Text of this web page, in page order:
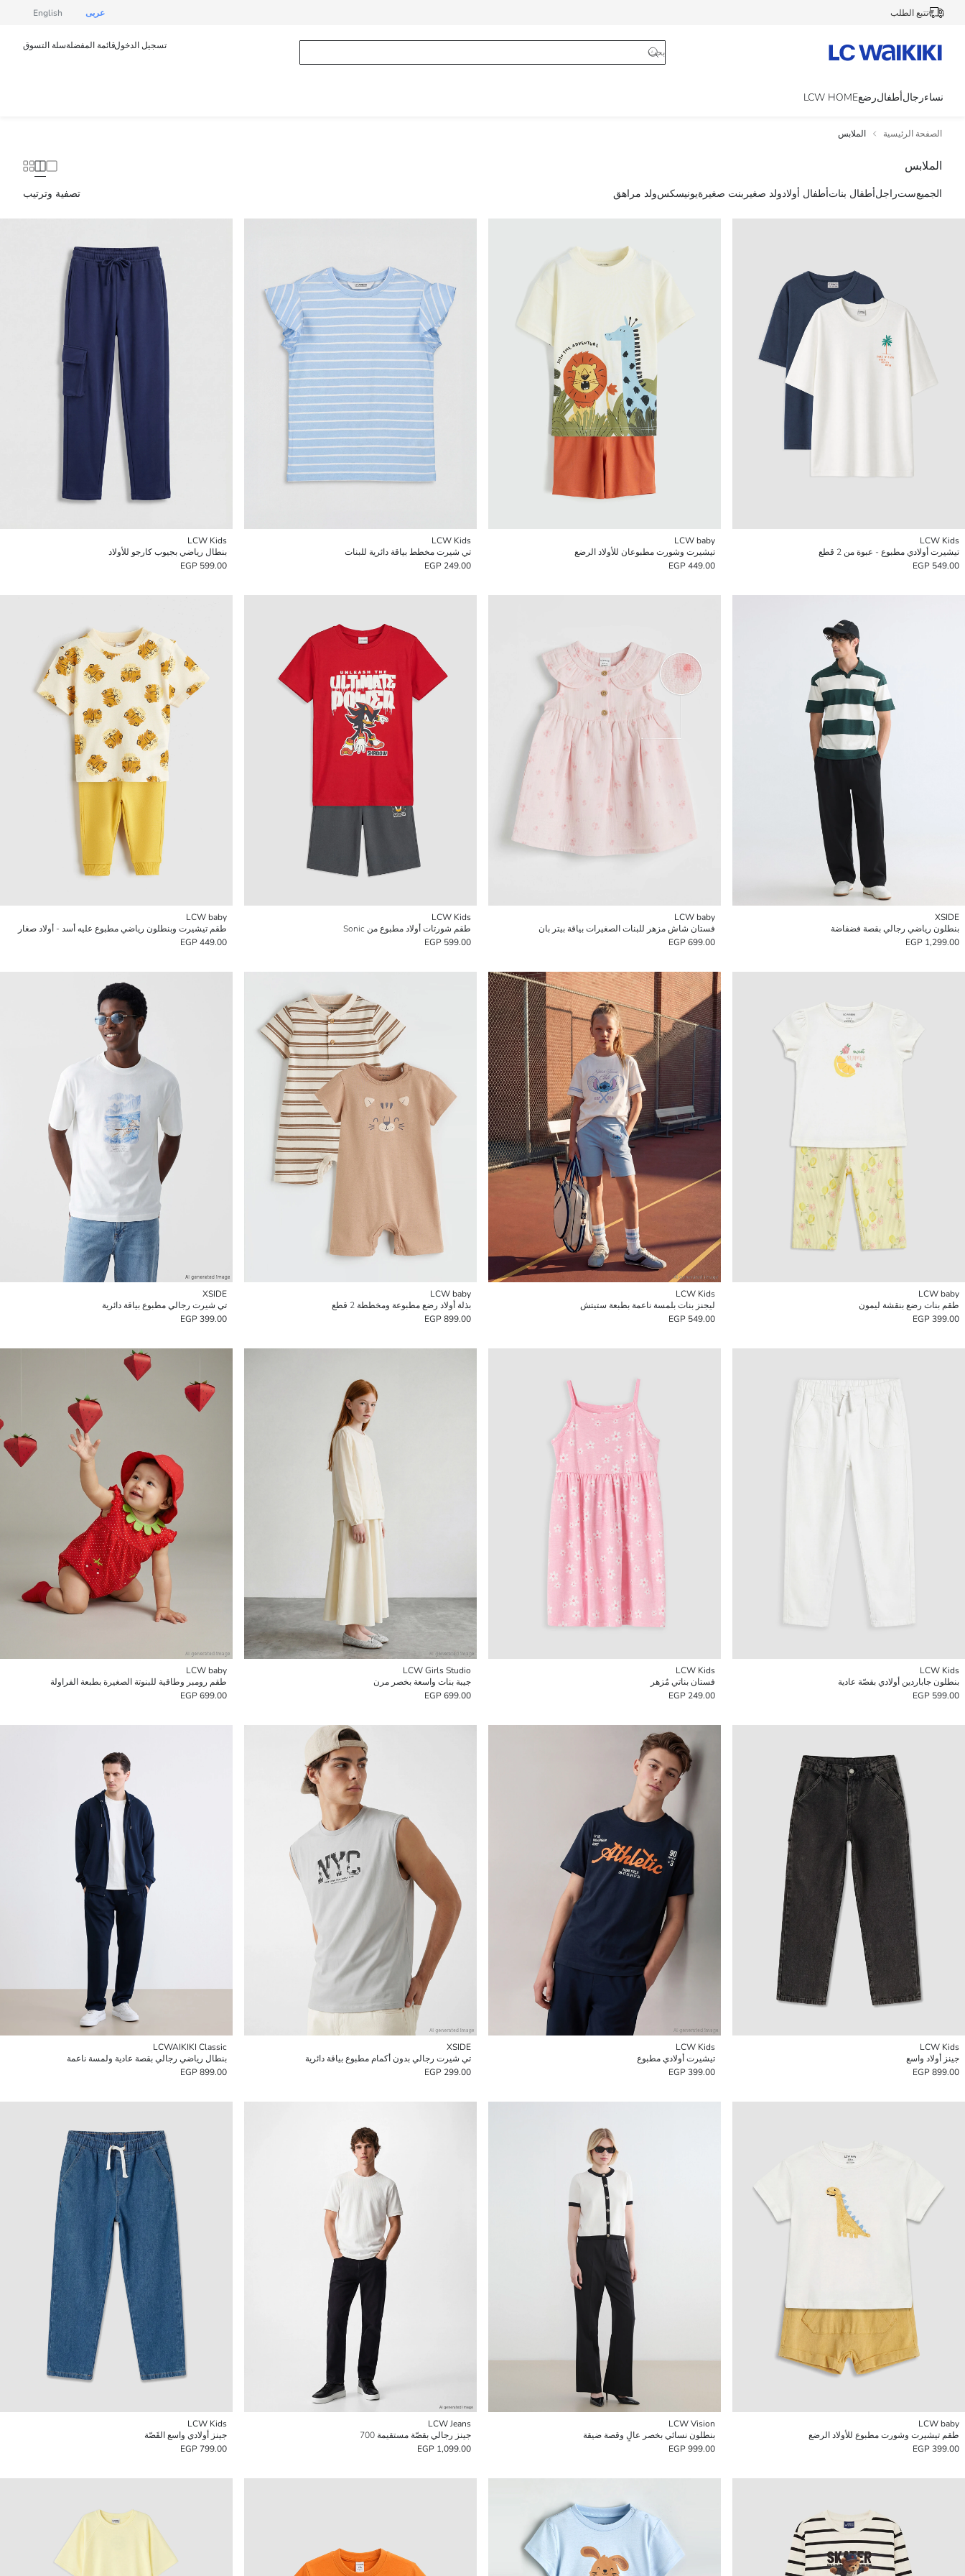
تتبع الطلب عربى English
تسجيل الدخولقائمة المفضلةسلة التسوق
نساءرجالأطفالرضعLCW HOME
الصفحة الرئيسية الملابس
الملابس
الجميعستراجلأطفال بناتأطفال أولادولد صغير بنت صغيرةيونيسكسولد مراهق تصفية وترتيب
LCW Kids
تيشيرت أولادي مطبوع - عبوة من 2 قطع
549.00 EGP
LCW baby
تيشيرت وشورت مطبوعان للأولاد الرضع
449.00 EGP
LCW Kids
تي شيرت مخطط بياقة دائرية للبنات
249.00 EGP
LCW Kids
بنطال رياضي بجيوب كارجو للأولاد
599.00 EGP
XSIDE
بنطلون رياضي رجالي بقصة فضفاضة
1,299.00 EGP
LCW baby
فستان شاش مزهر للبنات الصغيرات بياقة بيتر بان
699.00 EGP
LCW Kids
طقم شورتات أولاد مطبوع من Sonic
599.00 EGP
LCW baby
طقم تيشيرت وبنطلون رياضي مطبوع عليه أسد - أولاد صغار
449.00 EGP
LCW baby
طقم بنات رضع بنقشة ليمون
399.00 EGP
LCW Kids
ليجنز بنات بلمسة ناعمة بطبعة ستيتش
549.00 EGP
LCW baby
بذلة أولاد رضع مطبوعة ومخططة 2 قطع
899.00 EGP
XSIDE
تي شيرت رجالي مطبوع بياقة دائرية
399.00 EGP
LCW Kids
بنطلون جاباردين أولادي بقصّة عادية
599.00 EGP
LCW Kids
فستان بناتي مُزهر
249.00 EGP
LCW Girls Studio
جيبة بنات واسعة بخصر مرن
699.00 EGP
LCW baby
طقم رومبر وطاقية للبنوتة الصغيرة بطبعة الفراولة
699.00 EGP
LCW Kids
جينز أولاد واسع
899.00 EGP
LCW Kids
تيشيرت أولادي مطبوع
399.00 EGP
XSIDE
تي شيرت رجالي بدون أكمام مطبوع بياقة دائرية
299.00 EGP
LCWAIKIKI Classic
بنطال رياضي رجالي بقصة عادية ولمسة ناعمة
899.00 EGP
LCW baby
طقم تيشيرت وشورت مطبوع للأولاد الرضع
399.00 EGP
LCW Vision
بنطلون نسائي بخصر عالٍ وقصة ضيقة
999.00 EGP
LCW Jeans
جينز رجالي بقصّة مستقيمة 700
1,099.00 EGP
LCW Kids
جينز أولادي واسع القَصّة
799.00 EGP